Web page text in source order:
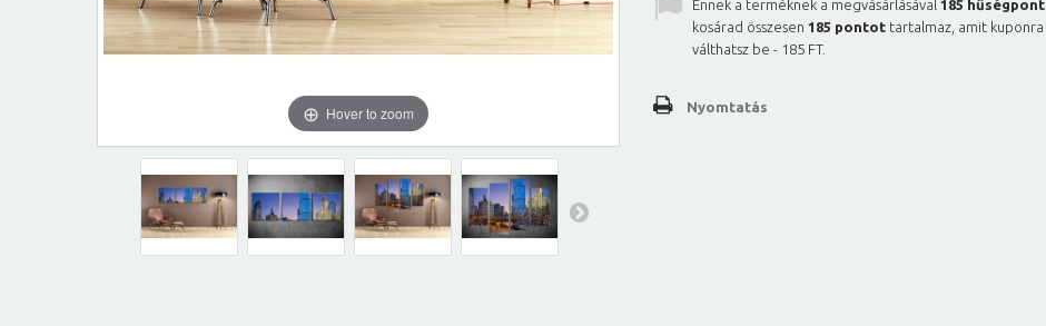
Hover to zoom
Ennek a terméknek a megvásárlásával 185 hűségpont
kosárad összesen 185 pontot tartalmaz, amit kuponra
válthatsz be - 185 FT.
Nyomtatás